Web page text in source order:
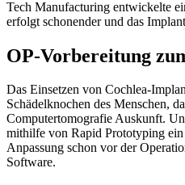
Tech Manufacturing entwickelte
erfolgt schonender und das
OP-Vorbereitung
Das Einsetzen von Cochlea-
Schädelknochen des Menschen,
Computertomografie Auskunft.
mithilfe von Rapid Prototyping
Anpassung schon vor der
Software.